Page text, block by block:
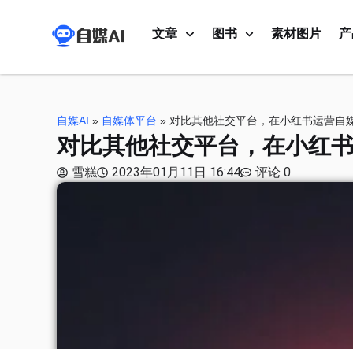
文章 图书 素材图片
自媒AI » 自媒体平台 » 对比其他社交平台，在小红书运营自
对比其他社交平台，在小红
雪糕 2023年01月11日 16:44 评论 0